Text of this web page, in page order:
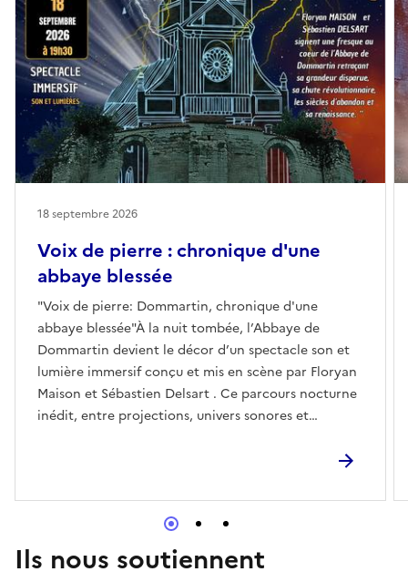
Voix de pierre : chronique d'une
abbaye blessée
"Voix de pierre: Dommartin, chronique d'une
abbaye blessée"À la nuit tombée, l’Abbaye de
Dommartin devient le décor d’un spectacle son et
lumière immersif conçu et mis en scène par Floryan
Maison et Sébastien Delsart . Ce parcours nocturne
inédit, entre projections, univers sonores et
sensible d’un monument marqué par les siècles, ses
spectaculaire où les pierres retrouvent leur voix.E-
mailancienneabbayededommartin@gmail.com
18 septembre 2026
Ils nous soutiennent